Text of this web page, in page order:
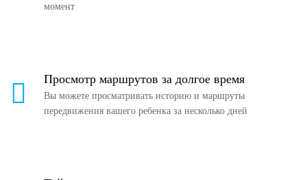
момент
Просмотр маршрутов за долгое время
Вы можете просматривать историю и маршруты
передвижения вашего ребенка за несколько дней